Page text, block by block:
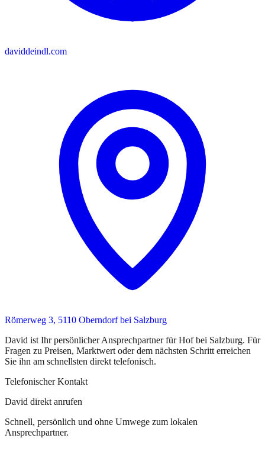
daviddeindl.com
Römerweg 3, 5110 Oberndorf bei Salzburg
David ist Ihr persönlicher Ansprechpartnerfür Hof bei Salzburg. Für
Fragen zu Preisen, Marktwert oder dem nächsten Schritt erreichen
Sie ihn am schnellsten direkt telefonisch.
Telefonischer Kontakt
David direkt anrufen
Schnell, persönlich und ohne Umwege zum lokalen
Ansprechpartner.